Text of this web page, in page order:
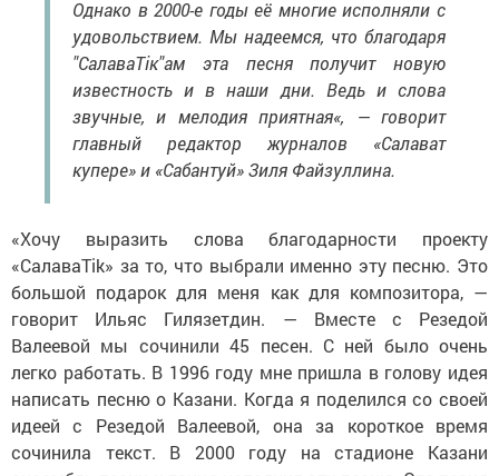
удовольствием. Мы надеемся, что благодаря
"СалаваТік"ам эта песня получит новую
известность и в наши дни. Ведь и слова
звучные, и мелодия приятная«, — говорит
главный редактор журналов «Салават
купере» и «Сабантуй» Зиля Файзуллина.
«СалаваTik» за то, что выбрали именно эту песню. Это
большой подарок для меня как для композитора, —
говорит Ильяс Гилязетдин. — Вместе с Резедой
Валеевой мы сочинили 45 песен. С ней было очень
легко работать. В 1996 году мне пришла в голову идея
написать песню о Казани. Когда я поделился со своей
идеей с Резедой Валеевой, она за короткое время
сочинила текст. В 2000 году на стадионе Казани
ансамбль песни и танца исполнил эту песню. Это песня